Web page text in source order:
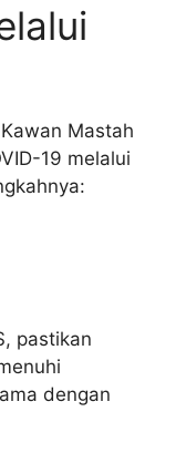
Mastah
19 melalui
pastikan
dengan